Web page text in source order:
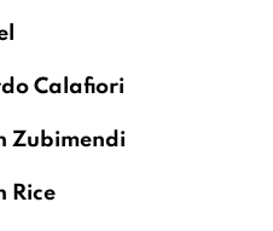
Calafiori
Zubimendi
Rice